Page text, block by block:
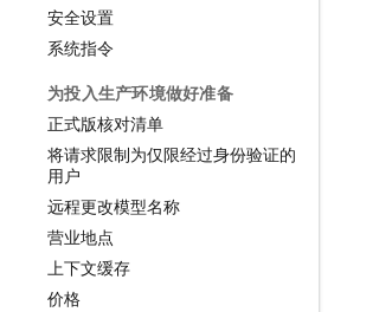
安全设置
系统指令
为投入生产环境做好准备
正式版核对清单
将请求限制为仅限经过身份验证的
用户
远程更改模型名称
营业地点
上下文缓存
价格